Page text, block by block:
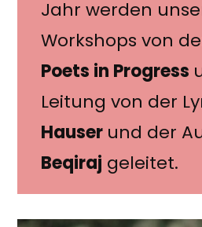
Jahr werden
Workshops von
Poets in Progress
Leitung von der
Hauser und der
Beqiraj geleitet.